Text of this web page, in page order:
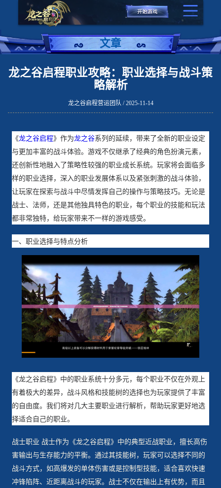
文章
龙之谷启程职业攻略：职业选择与战斗策
略解析
龙之谷启程营运团队 / 2025-11-14
《龙之谷启程》作为龙之谷系列的延续，带来了全新的职业设定
与更加丰富的战斗体验。游戏不仅继承了经典的角色扮演元素，
还创新性地融入了策略性较强的职业成长系统。玩家将会面临多
样的职业选择，深入的职业发展体系以及紧张刺激的战斗体验，
让玩家在探索与战斗中尽情发挥自己的操作与策略技巧。无论是
战士、法师，还是其他独具特色的职业，每个职业的技能和玩法
都非常独特，给玩家带来不一样的游戏感受。
一、职业选择与特点分析
《龙之谷启程》中的职业系统十分多元，每个职业不仅在外观上
有着极大的差异，战斗风格和技能树的选择也为玩家提供了丰富
的自由度。我们将对几大主要职业进行解析，帮助玩家更好地选
择适合自己的职业。
战士职业 战士作为《龙之谷启程》中的典型近战职业，擅长高伤
害输出与生存能力的平衡。通过其技能树，玩家可以选择不同的
战斗方式，如高爆发的单体伤害或是控制型技能，适合喜欢快速
冲锋陷阵、近距离战斗的玩家。战士不仅在输出上有优势，而且